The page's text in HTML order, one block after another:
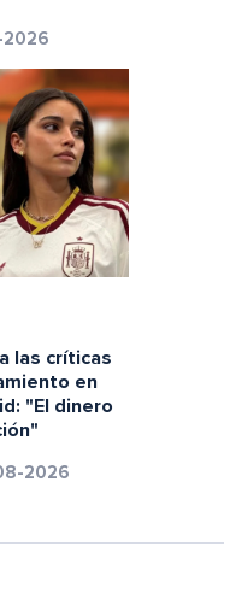
las críticas
en
"El dinero
2026